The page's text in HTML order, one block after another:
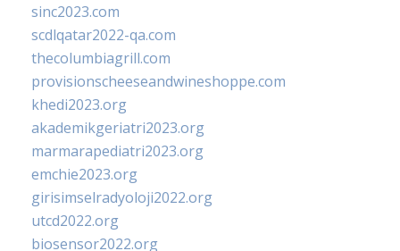
sinc2023.com
scdlqatar2022-qa.com
thecolumbiagrill.com
provisionscheeseandwineshoppe.com
khedi2023.org
akademikgeriatri2023.org
marmarapediatri2023.org
emchie2023.org
girisimselradyoloji2022.org
utcd2022.org
biosensor2022.org